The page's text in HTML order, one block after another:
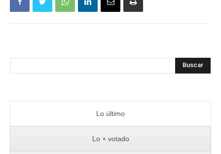
Buscar
Lo último
Lo + votado